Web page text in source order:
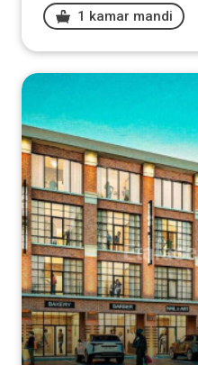
1 kamar mandi